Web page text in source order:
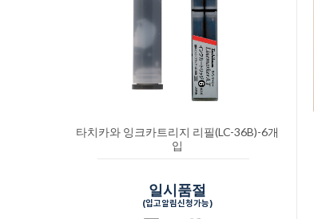
타치카와 잉크카트리지 리필(LC-36B)-6개
입
일시품절
(입고알림신청가능)